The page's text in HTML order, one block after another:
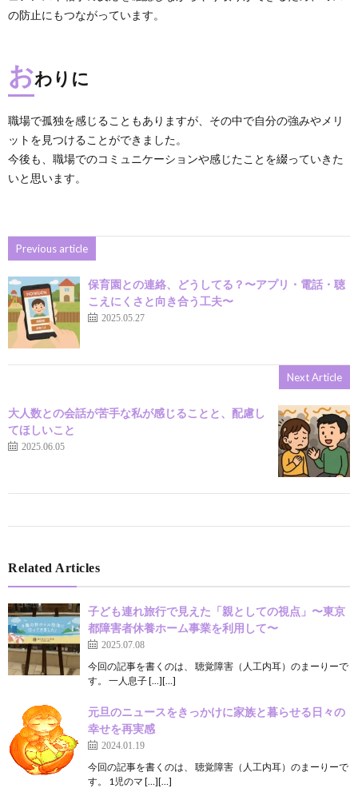
の防止にもつながっています。
おわりに
職場で孤独を感じることもありますが、その中で自分の強みやメリ
ットを見つけることができました。
今後も、職場でのコミュニケーションや感じたことを綴っていきた
いと思います。
Previous article
保育園との連絡、どうしてる？〜アプリ・電話・聴
こえにくさと向き合う工夫〜
2025.05.27
Next Article
大人数との会話が苦手な私が感じることと、配慮し
てほしいこと
2025.06.05
Related Articles
子ども連れ旅行で見えた「親としての視点」〜東京
都障害者休養ホーム事業を利用して〜
2025.07.08
今回の記事を書くのは、 聴覚障害（人工内耳）のまーりーで
す。 一人息子 […][…]
元旦のニュースをきっかけに家族と暮らせる日々の
幸せを再実感
2024.01.19
今回の記事を書くのは、 聴覚障害（人工内耳）のまーりーで
す。 1児のマ […][…]